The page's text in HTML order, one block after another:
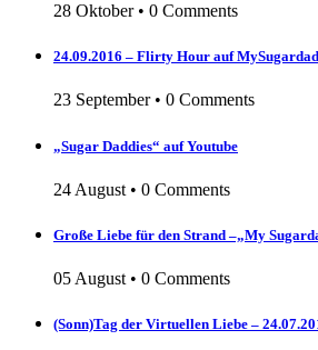
28 Oktober• 0 Comments
24.09.2016 – Flirty Hour auf
23 September• 0 Comments
„Sugar Daddies“ auf Youtube
24 August • 0 Comments
Große Liebe für den Strand –„My
05 August • 0 Comments
(Sonn)Tag der Virtuellen Liebe –